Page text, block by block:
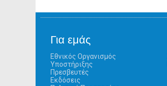
Για εμάς
Εθνικός Οργανισμός
Υποστήριξης
Πρεσβευτές
Εκδόσεις